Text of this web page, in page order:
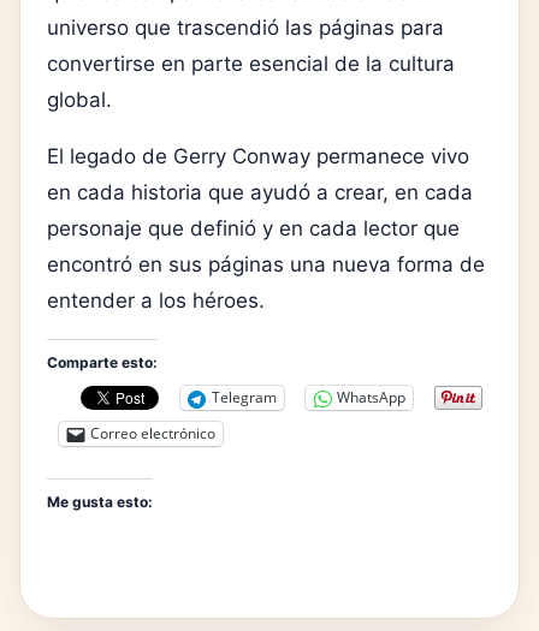
universo que trascendió las páginas para
convertirse en parte esencial de la cultura
global.
El legado de Gerry Conway permanece vivo
en cada historia que ayudó a crear, en cada
personaje que definió y en cada lector que
encontró en sus páginas una nueva forma de
entender a los héroes.
Comparte esto:
Telegram
WhatsApp
Correo electrónico
Me gusta esto: